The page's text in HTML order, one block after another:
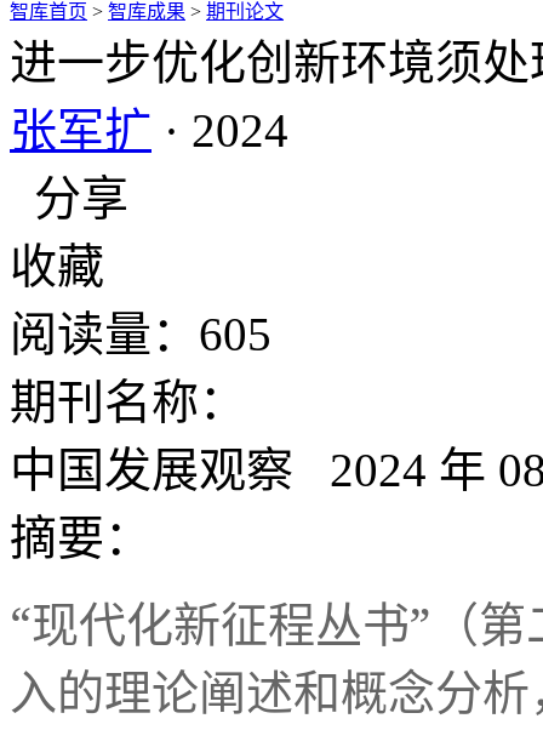
智库首页 > 智库成果 > 期刊论文
进一步优化创新环境须
张军扩 · 2024
分享
收藏
阅读量：605
期刊名称：
中国发展观察 2024 年
摘要：
“现代化新征程丛书” （
入的理论阐述和概念分